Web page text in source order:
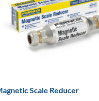
Scale Reducer